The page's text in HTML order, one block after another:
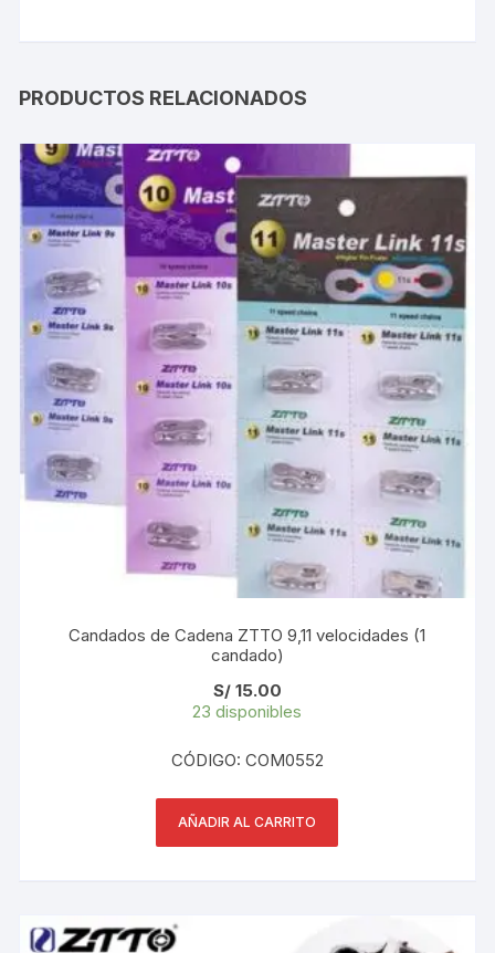
PRODUCTOS RELACIONADOS
Candados de Cadena ZTTO 9,11 velocidades (1
candado)
S/15.00
23 disponibles
CÓDIGO: COM0552
AÑADIR AL CARRITO